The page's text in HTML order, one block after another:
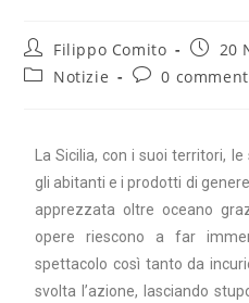
Filippo Comito
20
Notizie
0
La Sicilia, con i suoi territori,
gli abitanti e i prodotti di
apprezzata oltre oceano
opere riescono a far
spettacolo così tanto da
svolta l’azione, lasciando